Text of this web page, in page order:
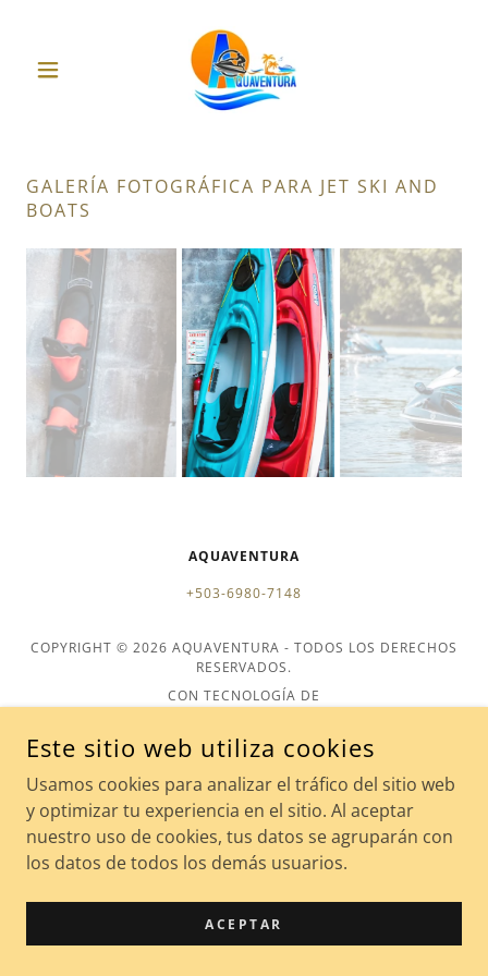
GALERÍA FOTOGRÁFICA PARA JET SKI AND
BOATS
AQUAVENTURA
+503-6980-7148
COPYRIGHT © 2026 AQUAVENTURA - TODOS LOS DERECHOS
RESERVADOS.
CON TECNOLOGÍA DE
Este sitio web utiliza cookies
Usamos cookies para analizar el tráfico del sitio web
y optimizar tu experiencia en el sitio. Al aceptar
nuestro uso de cookies, tus datos se agruparán con
los datos de todos los demás usuarios.
ACEPTAR